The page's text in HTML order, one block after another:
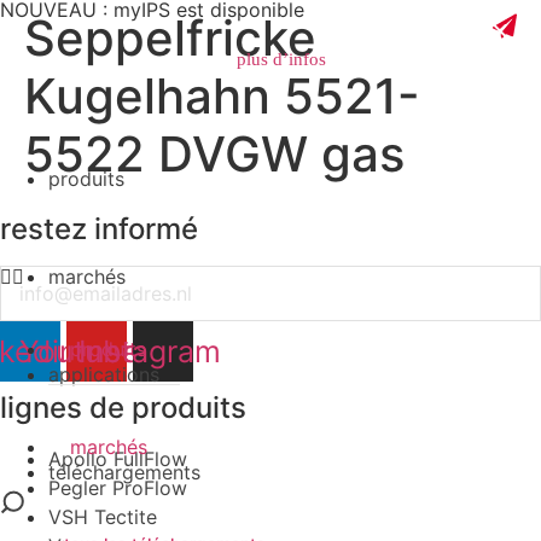
NOUVEAU : myIPS est disponible
plus d’infos
produits
marchés
applications
téléchargements
produits
marchés
Seppelfricke
Kugelhahn 5521-
5522 DVGW gas
restez informé
Email
YoutubeInstagram
lignes de produits
Apollo FullFlow
Pegler ProFlow
VSH Tectite